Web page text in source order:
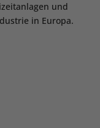
und
in Europa.